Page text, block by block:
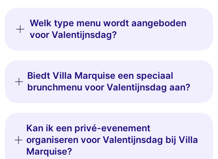
Welk type menu wordt aangeboden
voor Valentijnsdag?
Biedt Villa Marquise een speciaal
brunchmenu voor Valentijnsdag aan?
Kan ik een privé-evenement
organiseren voor Valentijnsdag bij Villa
Marquise?